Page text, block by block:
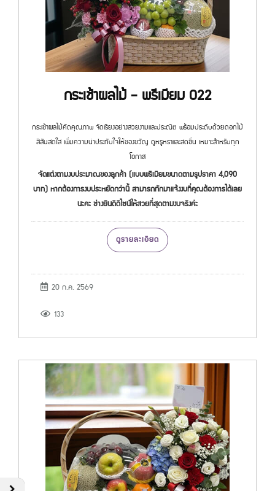
กระเช้าผลไม้ - พรีเมียม 022
กระเช้าผลไม้คัดคุณภาพ จัดเรียงอย่างสวยงามและประณีต พร้อมประดับด้วยดอกไม้
สีสันสดใส เพิ่มความน่าประทับใจให้ของขวัญ ดูหรูหราและสดชื่น เหมาะสำหรับทุก
โอกาส
จัดแต่งตามงบประมาณของลูกค้า (แบบพรีเมียมขนาดตามรูปราคา 4,090
บาท) หากต้องการงบประหยัดกว่านี้ สามารถทักมาแจ้งงบที่คุณต้องการได้เลย
นะคะ ช่างยินดีดีไซน์ให้สวยที่สุดตามงบจริงค่ะ
ดูรายละเอียด
20 ก.ค. 2569
133